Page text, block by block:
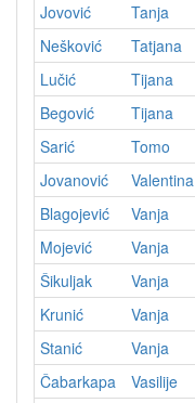
Jovović
Tanja
Nešković
Tatjana
Lučić
Tijana
Begović
Tijana
Sarić
Tomo
Jovanović
Valentina
Blagojević
Vanja
Mojević
Vanja
Šikuljak
Vanja
Krunić
Vanja
Stanić
Vanja
Čabarkapa
Vasilije